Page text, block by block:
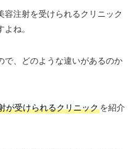
注射を受けられるクリニック
ね。
で、どのような違いがあるのか
が受けられるクリニックを紹介